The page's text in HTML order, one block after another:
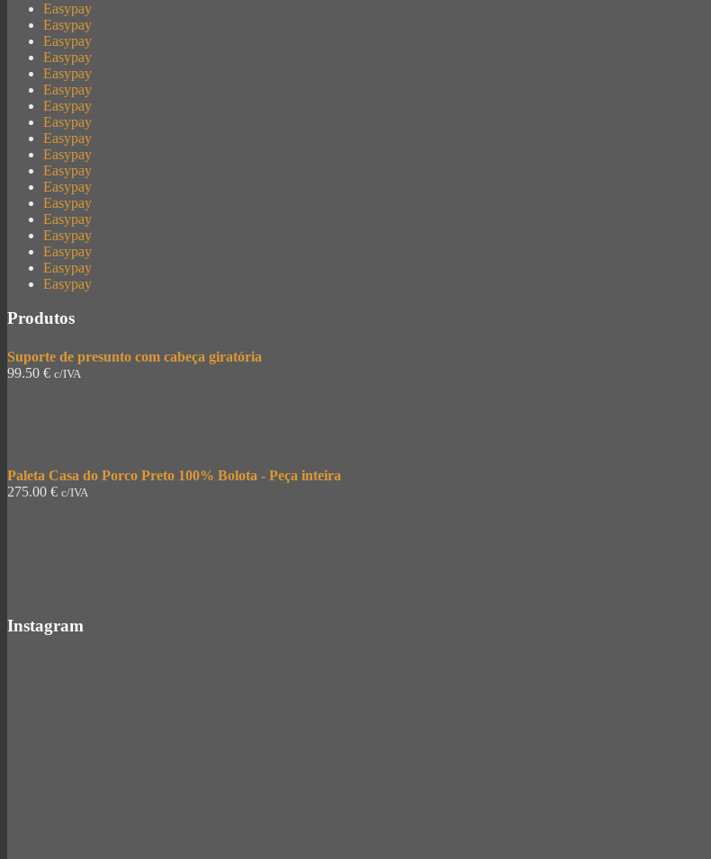
Easypay
Easypay
Easypay
Easypay
Easypay
Easypay
Easypay
Easypay
Easypay
Easypay
Easypay
Easypay
Easypay
Easypay
Easypay
Easypay
Easypay
Easypay
Produtos
Suporte de presunto com cabeça giratória
99.50 € c/IVA
Paleta Casa do Porco Preto 100% Bolota - Peça inteira
275.00 € c/IVA
Instagram